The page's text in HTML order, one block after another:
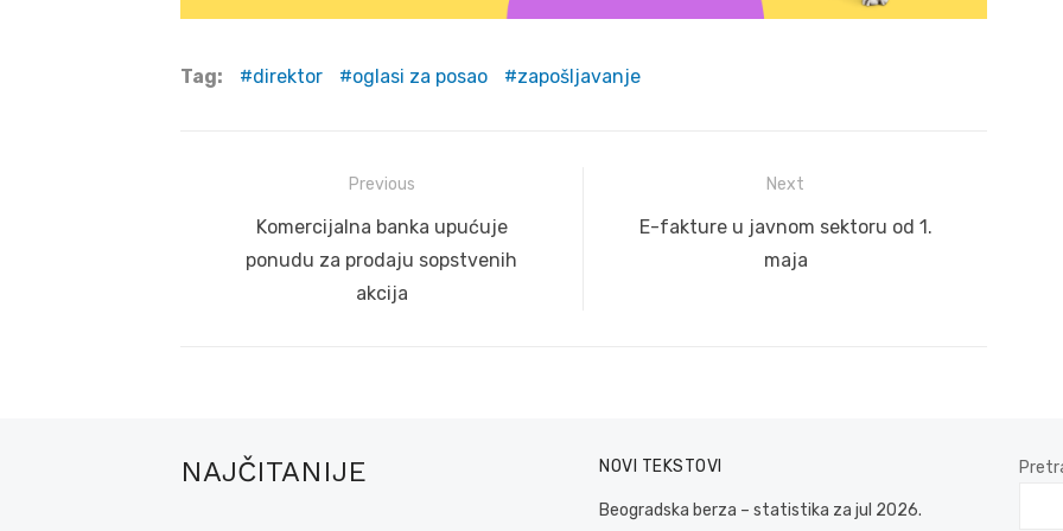
Tag: direktor oglasi za posao zapošljavanje
navigation
Previous
Previous
post:
Komercijalna banka upućuje
ponudu za prodaju sopstvenih
akcija
Next
Next
E-fakture u javnom sektoru od 1.
maja
NAJČITANIJE NOVI TEKSTOVI
Beogradska berza – statistika za jul 2026.